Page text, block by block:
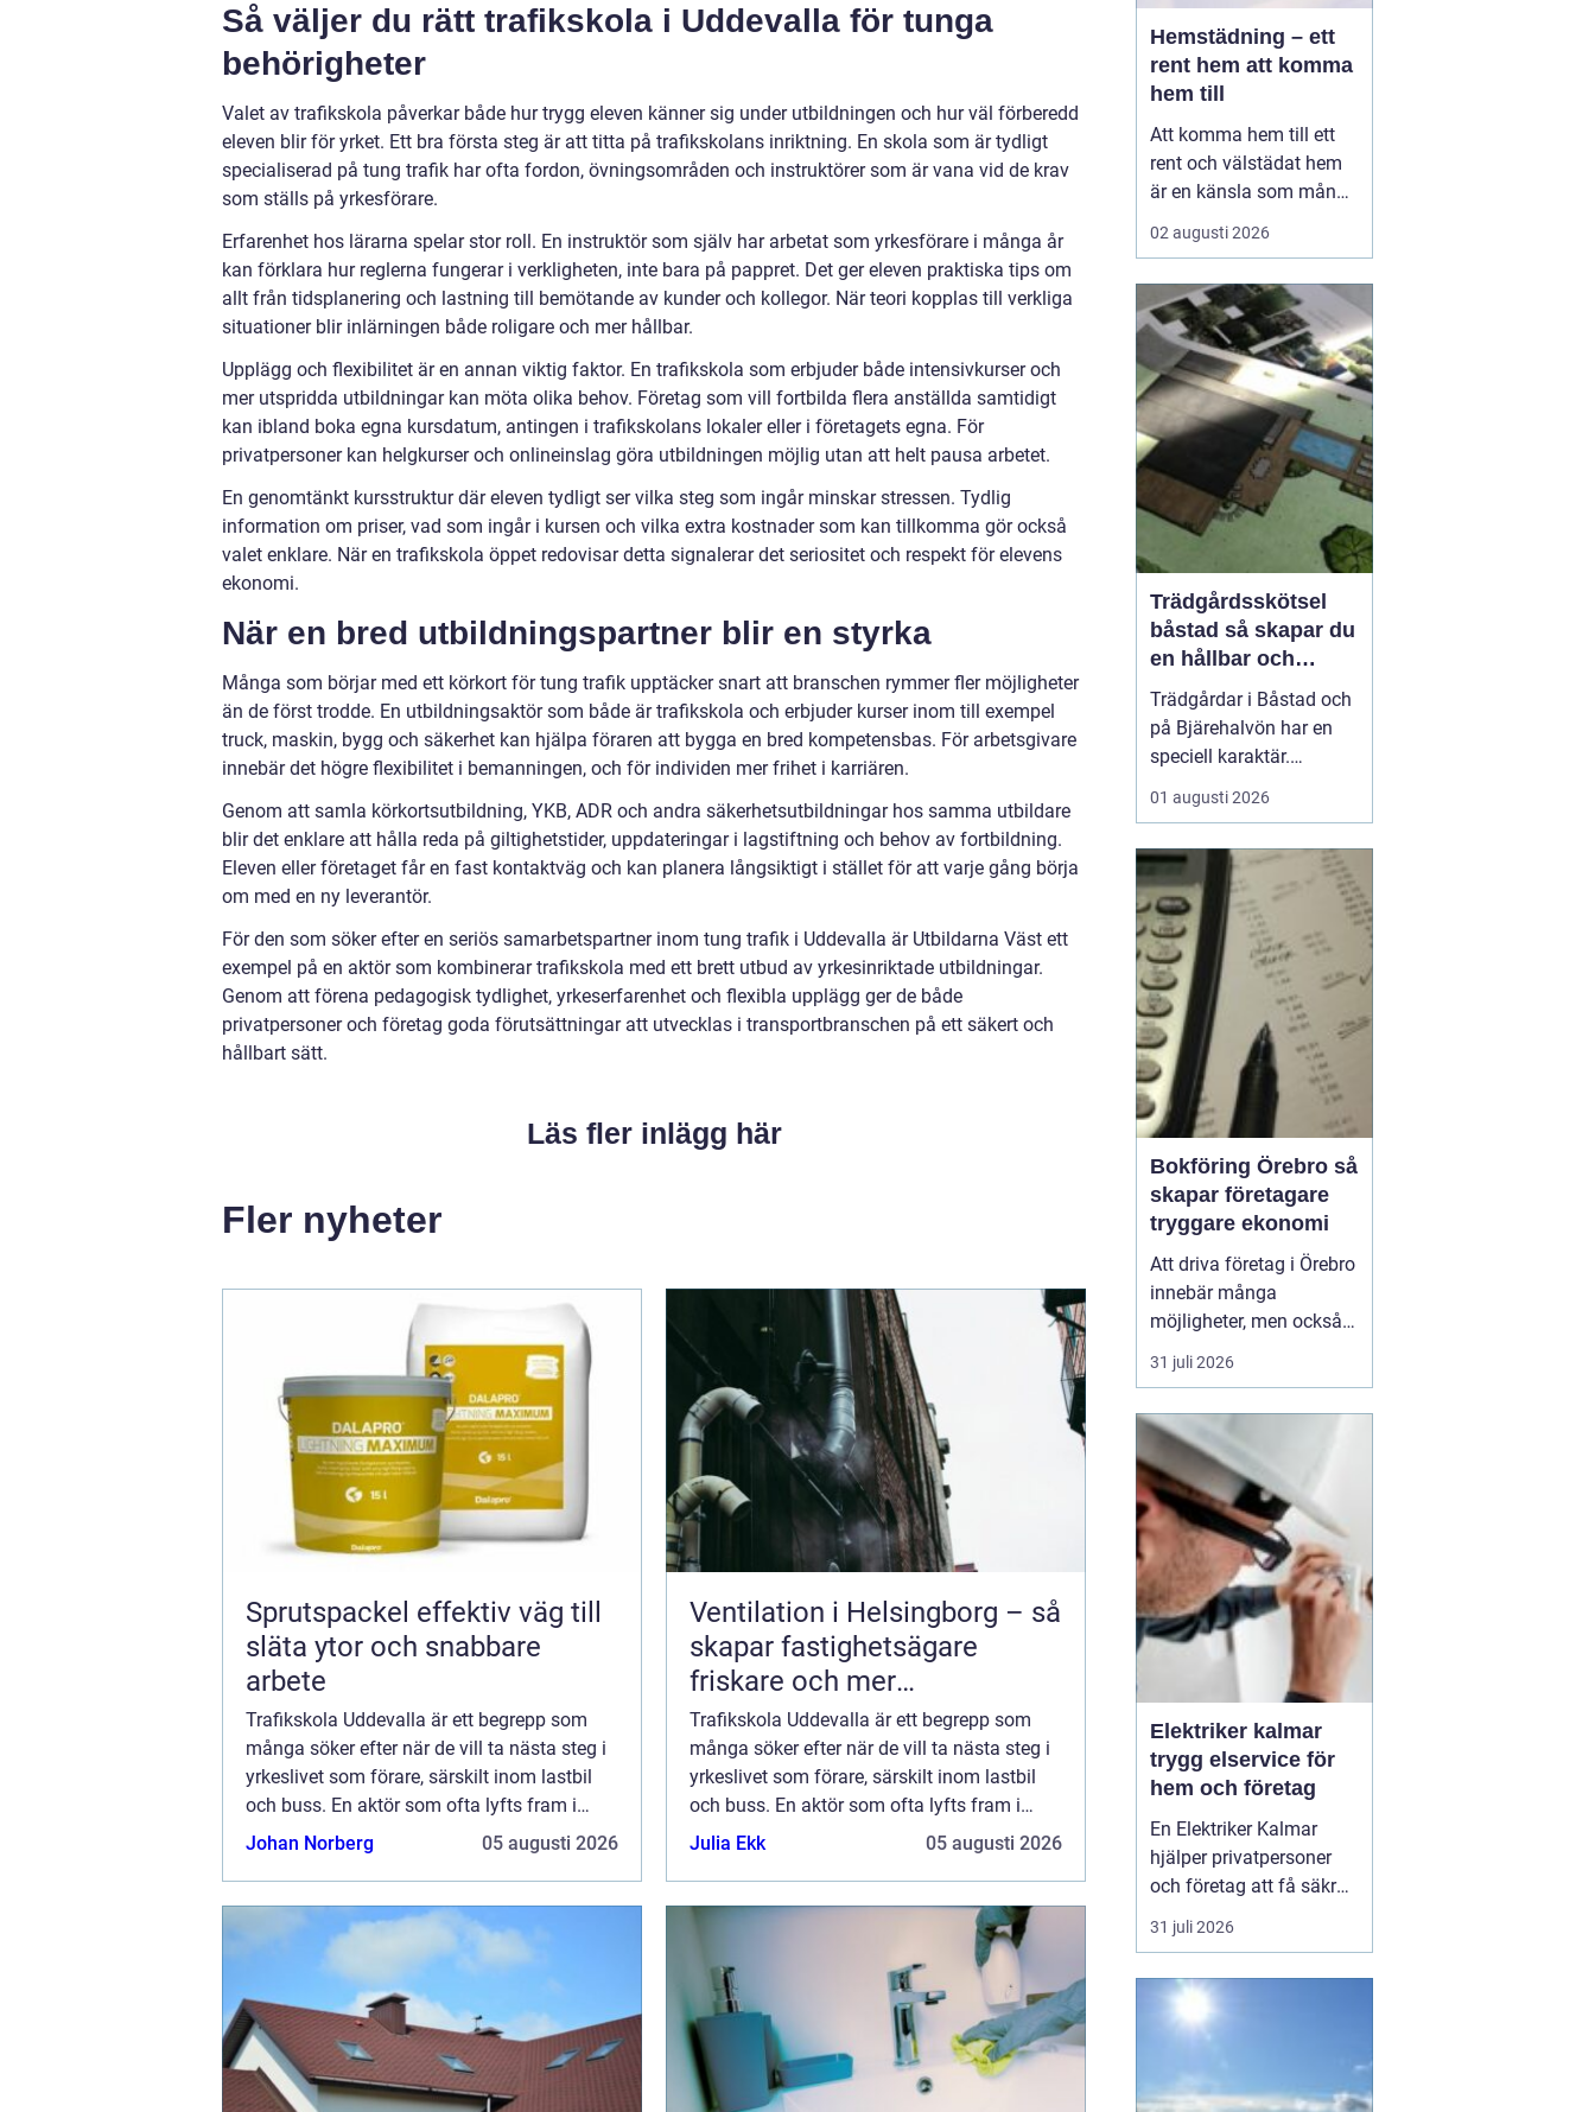
Så väljer du rätt trafikskola i Uddevalla för tunga
behörigheter
Valet av trafikskola påverkar både hur trygg eleven känner sig under utbildningen och hur väl förberedd
eleven blir för yrket. Ett bra första steg är att titta på trafikskolans inriktning. En skola som är tydligt
specialiserad på tung trafik har ofta fordon, övningsområden och instruktörer som är vana vid de krav
som ställs på yrkesförare.
Erfarenhet hos lärarna spelar stor roll. En instruktör som själv har arbetat som yrkesförare i många år
kan förklara hur reglerna fungerar i verkligheten, inte bara på pappret. Det ger eleven praktiska tips om
allt från tidsplanering och lastning till bemötande av kunder och kollegor. När teori kopplas till verkliga
situationer blir inlärningen både roligare och mer hållbar.
Upplägg och flexibilitet är en annan viktig faktor. En trafikskola som erbjuder både intensivkurser och
mer utspridda utbildningar kan möta olika behov. Företag som vill fortbilda flera anställda samtidigt
kan ibland boka egna kursdatum, antingen i trafikskolans lokaler eller i företagets egna. För
privatpersoner kan helgkurser och onlineinslag göra utbildningen möjlig utan att helt pausa arbetet.
En genomtänkt kursstruktur där eleven tydligt ser vilka steg som ingår minskar stressen. Tydlig
information om priser, vad som ingår i kursen och vilka extra kostnader som kan tillkomma gör också
valet enklare. När en trafikskola öppet redovisar detta signalerar det seriositet och respekt för elevens
ekonomi.
När en bred utbildningspartner blir en styrka
Många som börjar med ett körkort för tung trafik upptäcker snart att branschen rymmer fler möjligheter
än de först trodde. En utbildningsaktör som både är trafikskola och erbjuder kurser inom till exempel
truck, maskin, bygg och säkerhet kan hjälpa föraren att bygga en bred kompetensbas. För arbetsgivare
innebär det högre flexibilitet i bemanningen, och för individen mer frihet i karriären.
Genom att samla körkortsutbildning, YKB, ADR och andra säkerhetsutbildningar hos samma utbildare
blir det enklare att hålla reda på giltighetstider, uppdateringar i lagstiftning och behov av fortbildning.
Eleven eller företaget får en fast kontaktväg och kan planera långsiktigt i stället för att varje gång börja
om med en ny leverantör.
För den som söker efter en seriös samarbetspartner inom tung trafik i Uddevalla är Utbildarna Väst ett
exempel på en aktör som kombinerar trafikskola med ett brett utbud av yrkesinriktade utbildningar.
Genom att förena pedagogisk tydlighet, yrkeserfarenhet och flexibla upplägg ger de både
privatpersoner och företag goda förutsättningar att utvecklas i transportbranschen på ett säkert och
hållbart sätt.
Läs fler inlägg här
Fler nyheter
Sprutspackel effektiv väg till
släta ytor och snabbare
arbete
Trafikskola Uddevalla är ett begrepp som
många söker efter när de vill ta nästa steg i
yrkeslivet som förare, särskilt inom lastbil
och buss. En aktör som ofta lyfts fram i
området är Utbildarna V&a...
Johan Norberg 05 augusti 2026
Ventilation i Helsingborg – så
skapar fastighetsägare
friskare och mer
energieffektiva byggnader
Trafikskola Uddevalla är ett begrepp som
många söker efter när de vill ta nästa steg i
yrkeslivet som förare, särskilt inom lastbil
och buss. En aktör som ofta lyfts fram i
området är Utbildarna V&a...
Julia Ekk 05 augusti 2026
Hemstädning – ett
rent hem att komma
hem till
Att komma hem till ett
rent och välstädat hem
är en känsla som många
värdesätter högt. I en
hektisk storstadsmiljö
dock vara svårt att få
tiden att räcka till fö...
02 augusti 2026
Trädgårdsskötsel
båstad så skapar du
en hållbar och
vacker trädgård på
bjäre
Trädgårdar i Båstad och
på Bjärehalvön har en
speciell karaktär.
Kombinationen av
närheten till havet, de
skyddade lägen gör att
många vill skapa gröna
rum som både är vackra
och lättskötta. Samtidigt
kan klimatet vara
utmanande med ...
01 augusti 2026
Bokföring Örebro så
skapar företagare
tryggare ekonomi
Att driva företag i Örebro
innebär många
möjligheter, men också
ett tydligt ansvar:
ekonomin måste vara i
örebro handlar inte
om att följa lagen, utan
om att skapa k...
31 juli 2026
Elektriker kalmar
trygg elservice för
hem och företag
En Elektriker Kalmar
hjälper privatpersoner
och företag att få säkra,
energieffektiva och
framtidssäkra
mindre servicejobb i
villan till omfattande
fastigheter och industrier
31 juli 2026